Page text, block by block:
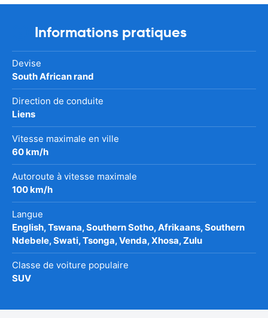
Informations pratiques
Devise
South African rand
Direction de conduite
Liens
Vitesse maximale en ville
60 km/h
Autoroute à vitesse maximale
100 km/h
Langue
English, Tswana, Southern Sotho, Afrikaans, Southern
Ndebele, Swati, Tsonga, Venda, Xhosa, Zulu
Classe de voiture populaire
SUV